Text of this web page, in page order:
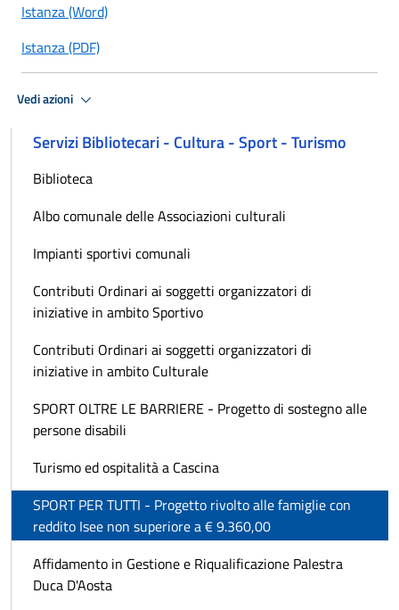
Istanza (Word)
Istanza (PDF)
Vedi azioni
Servizi Bibliotecari - Cultura - Sport - Turismo
Biblioteca
Albo comunale delle Associazioni culturali
Impianti sportivi comunali
Contributi Ordinari ai soggetti organizzatori di
iniziative in ambito Sportivo
Contributi Ordinari ai soggetti organizzatori di
iniziative in ambito Culturale
SPORT OLTRE LE BARRIERE - Progetto di sostegno alle
persone disabili
Turismo ed ospitalità a Cascina
SPORT PER TUTTI - Progetto rivolto alle famiglie con
reddito Isee non superiore a € 9.360,00
Affidamento in Gestione e Riqualificazione Palestra
Duca D'Aosta